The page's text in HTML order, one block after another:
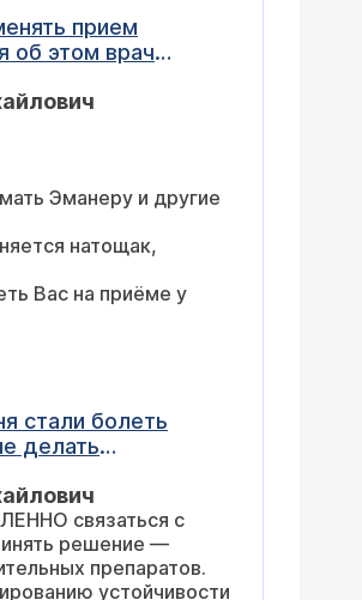
прием
об этом врач
Эманеру и другие
натощак,
Вас на приёме у
связаться с
решение —
препаратов.
устойчивости